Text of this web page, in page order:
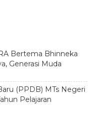
Bertema Bhinneka
Generasi Muda
(PPDB) MTs Negeri
Pelajaran